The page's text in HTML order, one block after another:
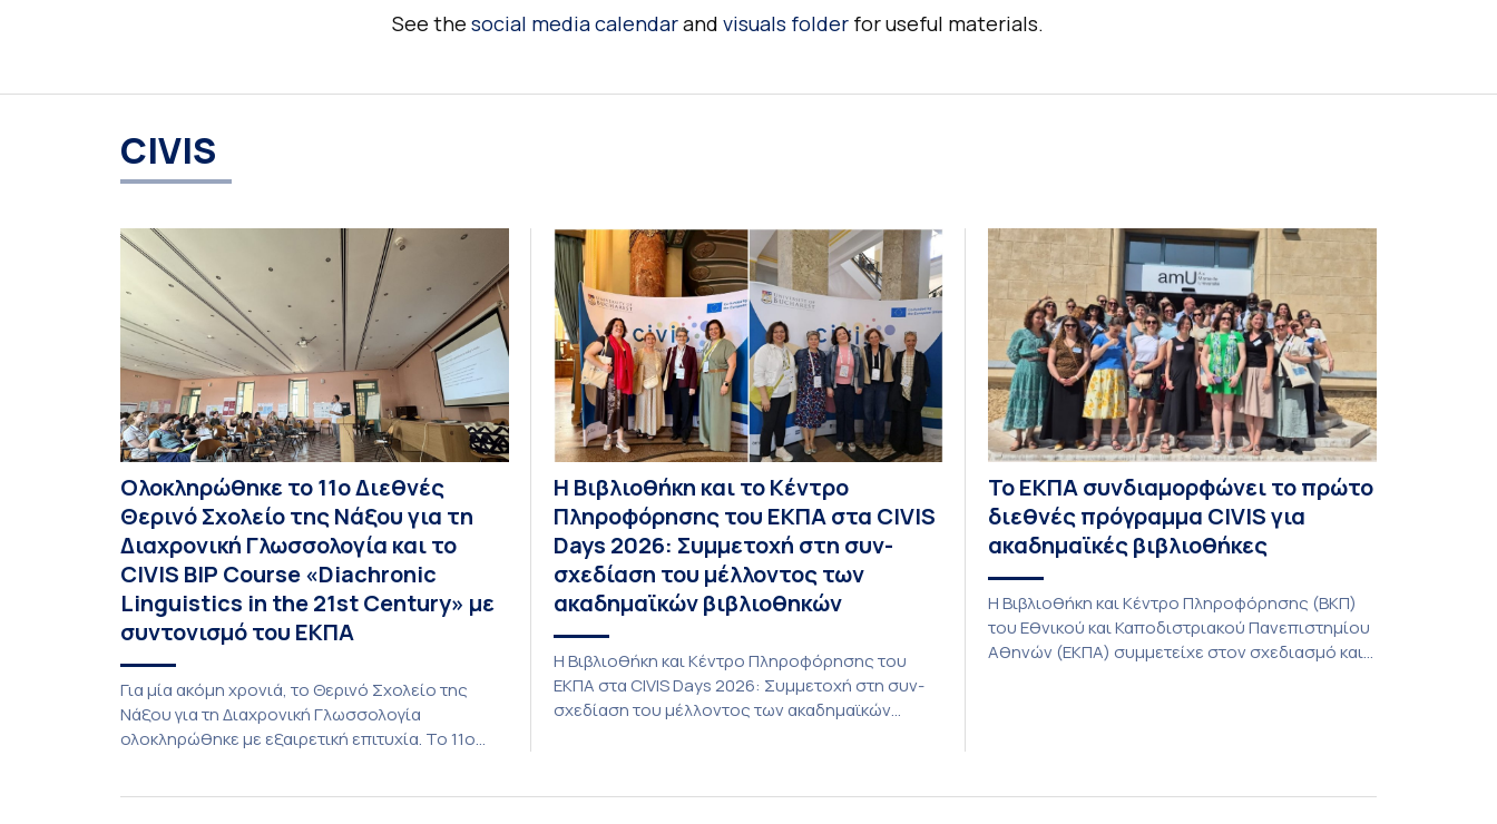
See the social media calendarand visuals folderfor useful materials.
CIVIS
Ολοκληρώθηκε το 11ο Διεθνές
Θερινό Σχολείο της Νάξου για τη
Διαχρονική Γλωσσολογία και το
CIVIS BIP Course «Diachronic
Linguistics in the 21st Century» με
συντονισμό του ΕΚΠΑ
Για μία ακόμη χρονιά, το Θερινό Σχολείο της
Νάξου για τη Διαχρονική Γλωσσολογία
ολοκληρώθηκε με εξαιρετική επιτυχία. Το 11ο
Η Βιβλιοθήκη και το Κέντρο
Πληροφόρησης του ΕΚΠΑ στα CIVIS
Days 2026: Συμμετοχή στη συν-
σχεδίαση του μέλλοντος των
ακαδημαϊκών βιβλιοθηκών
Η Βιβλιοθήκη και Κέντρο Πληροφόρησης του
ΕΚΠΑ στα CIVIS Days 2026: Συμμετοχή στη συν-
σχεδίαση του μέλλοντος των ακαδημαϊκών
Το ΕΚΠΑ συνδιαμορφώνει το πρώτο
διεθνές πρόγραμμα CIVIS για
ακαδημαϊκές βιβλιοθήκες
Η Βιβλιοθήκη και Κέντρο Πληροφόρησης (ΒΚΠ)
του Εθνικού και Καποδιστριακού Πανεπιστημίου
Αθηνών (ΕΚΠΑ) συμμετείχε στον σχεδιασμό και
Ιουνίου έως τις 10 Ιουλίου 2026. Το πρόγραμμα